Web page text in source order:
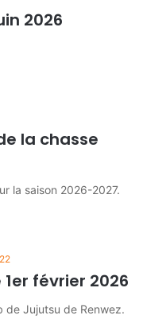
2026
la chasse
la saison 2026-2027.
février 2026
de Jujutsu de Renwez.